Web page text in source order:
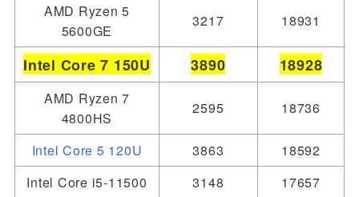
AMD Ryzen 5
5600GE
3217 18931
Intel Core 7 150U 3890 18928
AMD Ryzen 7
4800HS
2595 18736
Intel Core 5 120U 3863
18592
Intel Core i5-11500
3148
17657